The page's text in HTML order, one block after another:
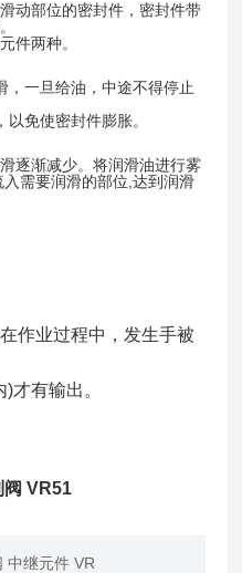
动部位的密封件，密封件带
件两种。
，一旦给油，中途不得停止
免使密封件膨胀。
逐渐减少。将润滑油进行雾
需要润滑的部位,达到润滑
作业过程中，发生手被
才有输出。
阀 VR51
中继元件 VR